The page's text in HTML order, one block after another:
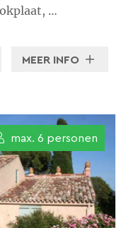
…
MEER INFO
max. 6 personen